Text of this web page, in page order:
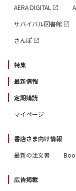
AERA DIGITAL
サバイバル図書館
さんぽ
特集
最新情報
定期購読
マイページ
書店さま向け情報
最新の注文書
広告掲載